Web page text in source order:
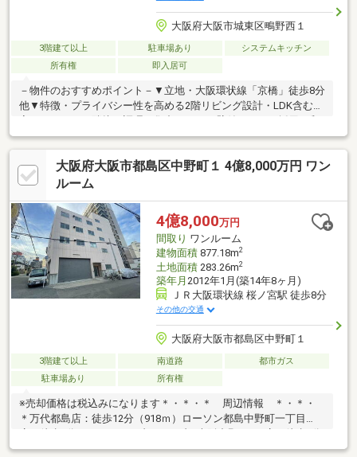
大阪府大阪市城東区鴫野西１
3階建て以上 駐車場あり
システムキッチン
所有権
即入居可
－物件のおすすめポイント－▼立地・大阪環状線「京橋」徒歩8分
他▼特徴・プライバシー性を高める2階リビング設計・LDK含む2
室は多用途に活用可能な独立配置・1・2階にトイレ設置で来客時
も気兼ねなく利用可能・駐車スペース付き(車種による)▼周辺環
境・スーパー玉出京橋店 徒歩4分(約250m)・大阪市立鴫野小学校
徒歩6分(約450m)・ファミリーマート城東鴫野西店 徒歩3分(約
物件の詳細・ご相談はお気軽にお問い合わせください。
大阪府大阪市都島区中野町１ 4億8,000万円 ワン
ルーム
4億8,000万円
間取り ワンルーム
建物面積877.18m2
土地面積283.26m2
築年月 2012年1月(築14年8ヶ月)
ＪＲ大阪環状線 桜ノ宮駅 徒歩8分
その他の交通
大阪府大阪市都島区中野町１
3階建て以上 南道路
都市ガス
駐車場あり
所有権
※売却価格は税込みになります＊・＊・＊ 周辺情報 ＊・＊・
＊万代都島店：徒歩12分（918ｍ）ローソン都島中野町一丁目
（424ｍ）スギ薬局都島中通店：徒歩11分（805ｍ）ホームセンタ